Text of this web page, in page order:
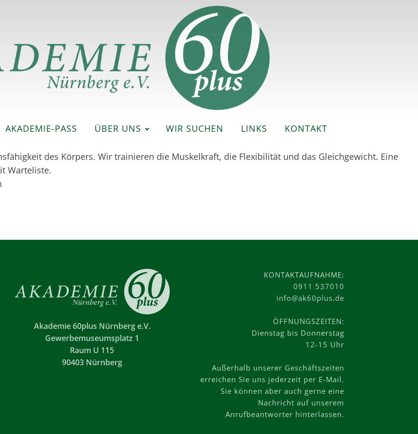
AKADEMIE-PASS ÜBER UNS WIR SUCHEN LINKS KONTAKT
des Körpers. Wir trainieren die Muskelkraft, die Flexibilität und das Gleichgewicht. Eine
Warteliste.
Akademie 60plus Nürnberg e.V.
Gewerbemuseumsplatz 1
Raum U 115
90403 Nürnberg
KONTAKTAUFNAHME:
0911 537010
info@ak60plus.de
ÖFFNUNGSZEITEN:
Dienstag bis Donnerstag
12-15 Uhr
Außerhalb unserer Geschäftszeiten
erreichen Sie uns jederzeit per E-Mail.
Sie können aber auch gerne eine
Nachricht auf unserem
Anrufbeantworter hinterlassen.